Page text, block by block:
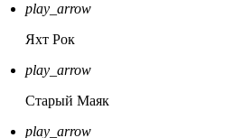
play_arrow
Яхт Рок
play_arrow
Старый Маяк
play_arrow